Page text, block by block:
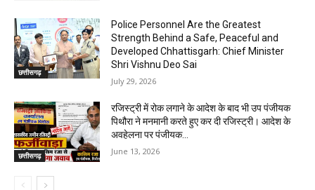
छत्तीसगढ़
Police Personnel Are the Greatest
Strength Behind a Safe, Peaceful and
Developed Chhattisgarh: Chief Minister
Shri Vishnu Deo Sai
July 29, 2026
छत्तीसगढ़
रजिस्ट्री में रोक लगाने के आदेश के बाद भी उप पंजीयक
पिथौरा ने मनमानी करते हुए कर दी रजिस्ट्री। आदेश के
अवहेलना पर पंजीयक...
June 13, 2026